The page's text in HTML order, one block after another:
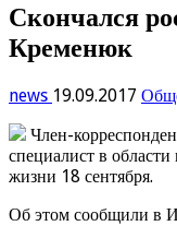
Скончался
Кременюк
news 19.09.2017
Член-
специалист в
жизни 18 сентября.
Об этом сообщили в